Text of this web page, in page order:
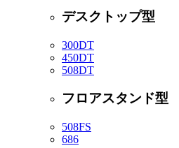
デスクトップ型
300DT
450DT
508DT
フロアスタンド型
508FS
686